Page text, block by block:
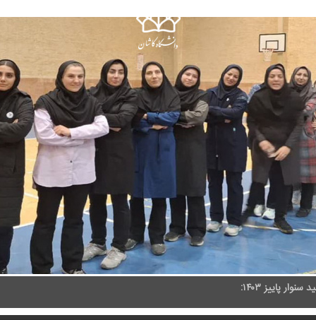
پاییز ۱۴۰۳: